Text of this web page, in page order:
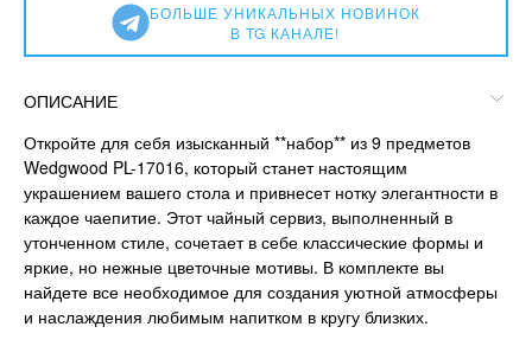
БОЛЬШЕ УНИКАЛЬНЫХ НОВИНОК
В TG КАНАЛЕ!
ОПИСАНИЕ
Откройте для себя изысканный **набор** из 9 предметов
Wedgwood PL-17016, который станет настоящим
украшением вашего стола и привнесет нотку элегантности в
каждое чаепитие. Этот чайный сервиз, выполненный в
утонченном стиле, сочетает в себе классические формы и
яркие, но нежные цветочные мотивы. В комплекте вы
найдете все необходимое для создания уютной атмосферы
и наслаждения любимым напитком в кругу близких.